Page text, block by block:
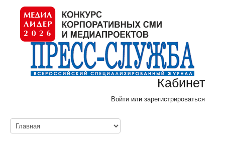
Кабинет
Войти или зарегистрироваться